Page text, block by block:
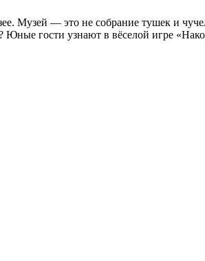
Музей — это не собрание тушек и
гости узнают в вёселой игре